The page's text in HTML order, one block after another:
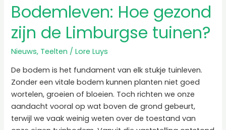
Bodemleven: Hoe gezond
zijn de Limburgse tuinen?
Nieuws, Teelten /Lore Luys
De bodem is het fundament van elk stukje tuinleven.
Zonder een vitale bodem kunnen planten niet goed
wortelen, groeien of bloeien. Toch richten we onze
aandacht vooral op wat boven de grond gebeurt,
terwijl we vaak weinig weten over de toestand van